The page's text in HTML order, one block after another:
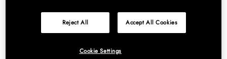
Reject All Accept All Cookies
Cookie Settings